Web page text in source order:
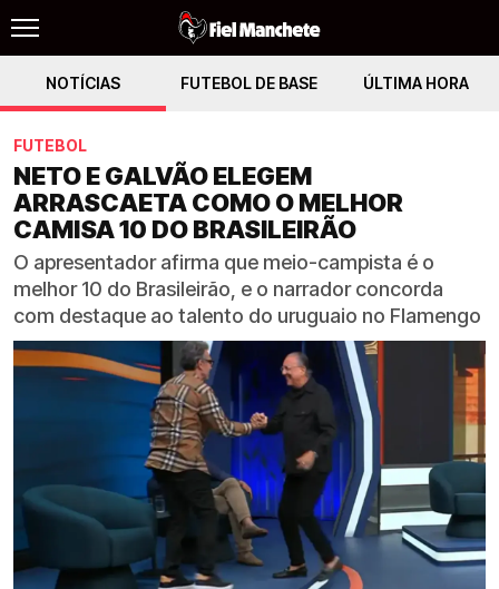
NOTÍCIAS FUTEBOL DE BASE ÚLTIMA HORA
FUTEBOL
NETO E GALVÃO ELEGEM
ARRASCAETA COMO O MELHOR
CAMISA 10 DO BRASILEIRÃO
O apresentador afirma que meio-campista é o
melhor 10 do Brasileirão, e o narrador concorda
com destaque ao talento do uruguaio no Flamengo